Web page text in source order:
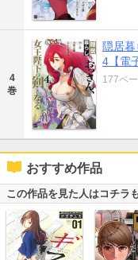
4
巻
隠居
4【電
177ペ
おすすめ作品
この作品を見た人はコチラ